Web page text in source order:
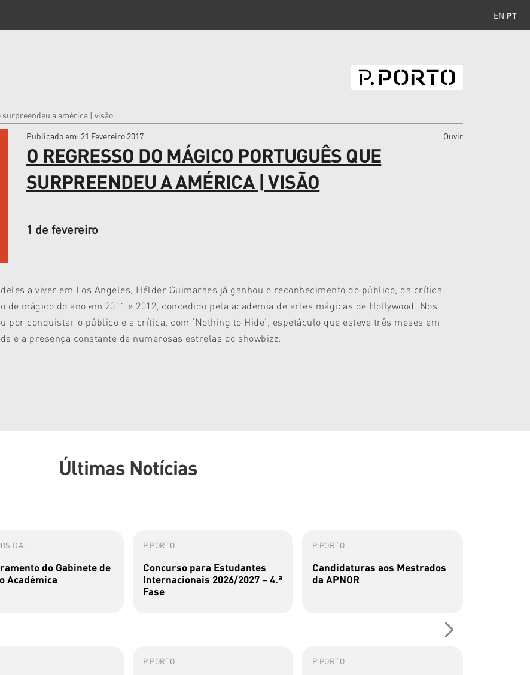
EN PT
a américa | visão
Publicado em: 21 Fevereiro 2017 Ouvir
O REGRESSO DO MÁGICO PORTUGUÊS QUE
SURPREENDEU A AMÉRICA | VISÃO
1 de fevereiro
a viver em Los Angeles, Hélder Guimarães já ganhou o reconhecimento do público, da crítica
mágico do ano em 2011 e 2012, concedido pela academia de artes mágicas de Hollywood. Nos
por conquistar o público e a crítica, com ‘Nothing to Hide’, espetáculo que esteve três meses em
e a presença constante de numerosas estrelas do showbizz.
Últimas Notícias
DA ...
do Gabinete de
Académica
P.PORTO
Concurso para Estudantes
Internacionais 2026/2027 – 4.ª
Fase
P.PORTO
Candidaturas aos Mestrados
da APNOR
P.PORTO P.PORTO